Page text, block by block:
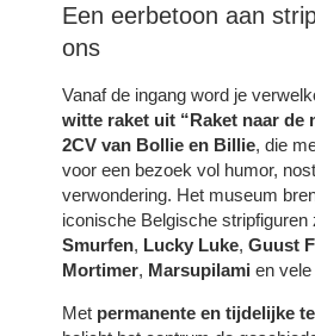
Een eerbetoon aan
ons
Vanaf de ingang word je
witte raket uit “Raket naar de
2CV van Bollie en Billie, die
voor een bezoek vol humor,
verwondering. Het museum
iconische Belgische stripfiguren
Smurfen, Lucky Luke,Guust
Mortimer, Marsupilami en vele
Met permanente en tijdelijke